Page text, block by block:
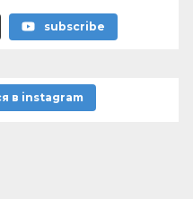
subscribe
в instagram